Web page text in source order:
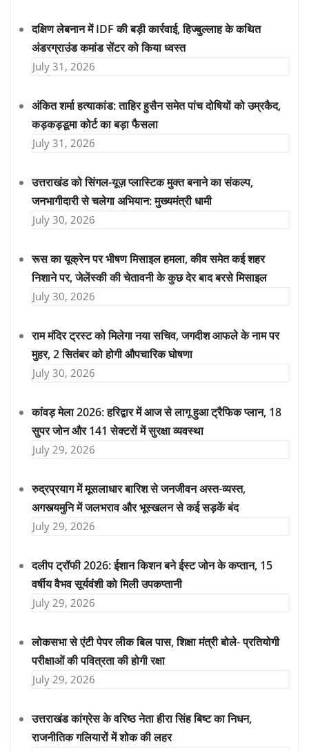
दक्षिण लेबनान में IDF की बड़ी कार्रवाई, हिज्बुल्लाह के कथित
अंडरग्राउंड कमांड सेंटर को किया ध्वस्त
July 31, 2026
अंकित शर्मा हत्याकांड: ताहिर हुसैन समेत पांच दोषियों को उम्रकैद,
कड़कड़डूमा कोर्ट का बड़ा फैसला
July 31, 2026
उत्तराखंड को सिंगल-यूज़ प्लास्टिक मुक्त बनाने का संकल्प,
जनभागीदारी से चलेगा अभियान: मुख्यमंत्री धामी
July 30, 2026
रूस का यूक्रेन पर भीषण मिसाइल हमला, कीव समेत कई शहर
निशाने पर, जेलेंस्की की चेतावनी के कुछ देर बाद बरसे मिसाइल
July 30, 2026
राम मंदिर ट्रस्ट को मिलेगा नया सचिव, जगदीश आफले के नाम पर
मुहर, 2 सितंबर को होगी औपचारिक घोषणा
July 30, 2026
कांवड़ मेला 2026: हरिद्वार में आज से लागू हुआ ट्रैफिक प्लान, 18
सुपर जोन और 141 सेक्टरों में सुरक्षा व्यवस्था
July 29, 2026
रुद्रप्रयाग में मूसलाधार बारिश से जनजीवन अस्त-व्यस्त,
अगस्त्यमुनि में जलभराव और भूस्खलन से कई सड़कें बंद
July 29, 2026
दलीप ट्रॉफी 2026: ईशान किशन बने ईस्ट जोन के कप्तान, 15
वर्षीय वैभव सूर्यवंशी को मिली उपकप्तानी
July 29, 2026
लोकसभा से एंटी पेपर लीक बिल पास, शिक्षा मंत्री बोले- प्रतियोगी
परीक्षाओं की पवित्रता की होगी रक्षा
July 29, 2026
उत्तराखंड कांग्रेस के वरिष्ठ नेता हीरा सिंह बिष्ट का निधन,
राजनीतिक गलियारों में शोक की लहर